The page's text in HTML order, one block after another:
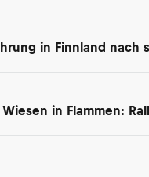
in Finnland nach
in Flammen: